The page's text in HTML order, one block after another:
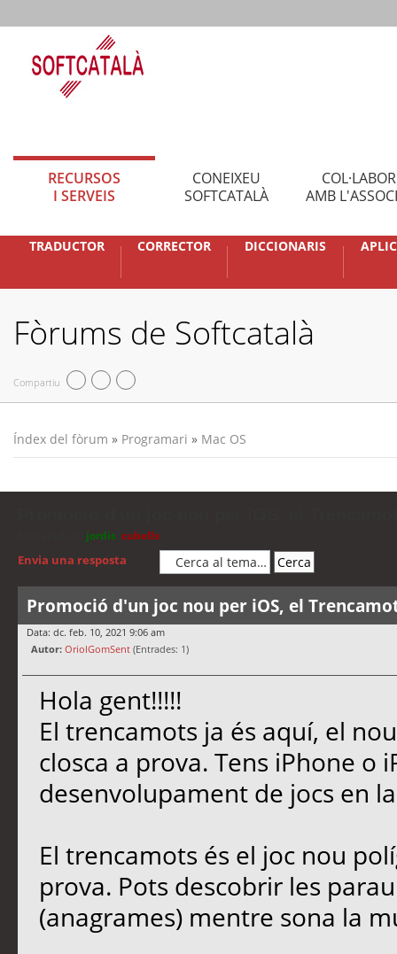
RECURSOS
I SERVEIS
CONEIXEU
SOFTCATALÀ
AMB
TRADUCTOR CORRECTOR DICCIONARIS
Fòrums de Softcatalà
Compartiu
Índex del fòrum » Programari » Mac OS
jordis cubells
Envia una resposta
Promoció d'un joc nou per iOS, el
Data: dc. feb. 10, 2021 9:06 am
Autor: OriolGomSent (Entrades: 1)
Hola gent!!!!!
El trencamots ja és aquí, el
closca a prova. Tens iPhone o
desenvolupament de jocs en
El trencamots és el joc nou
prova. Pots descobrir les
(anagrames) mentre sona la